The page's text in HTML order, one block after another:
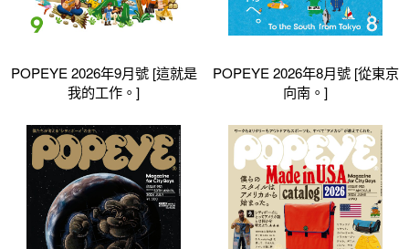
POPEYE 2026年9月號 [這就是
我的工作。]
POPEYE 2026年8月號 [從東京
向南。]